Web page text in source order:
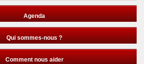
Agenda
Qui sommes-nous ?
Comment nous aider